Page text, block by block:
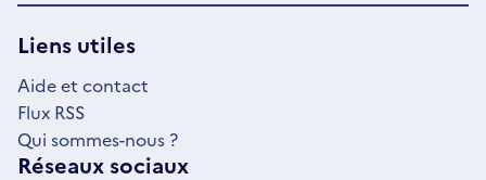
UNE
Liens utiles
Aide et contact
Flux RSS
Qui sommes-nous ?
Réseaux sociaux